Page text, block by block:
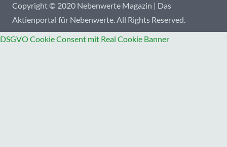
Copyright © 2020 Nebenwerte Magazin | Das
Aktienportal für Nebenwerte. All Rights Reserved.
DSGVO Cookie Consent mit Real Cookie Banner